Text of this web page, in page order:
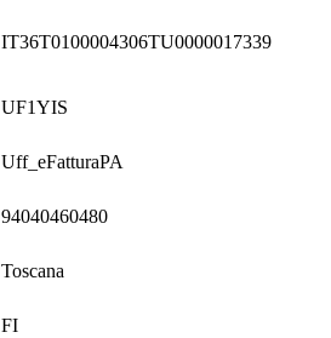
IT36T0100004306TU0000017339
UF1YIS
Uff_eFatturaPA
94040460480
Toscana
FI